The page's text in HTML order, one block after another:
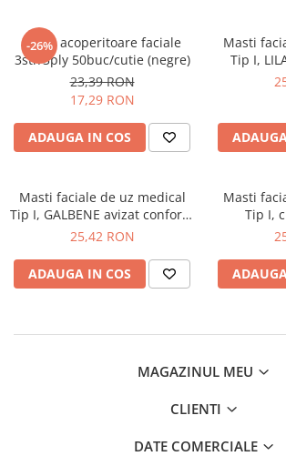
-26%
Masti acoperitoare faciale
3str/3ply 50buc/cutie (negre)
23,39 RON
17,29 RON
ADAUGA IN COS
Masti
Tip I,
Masti faciale de uz medical
Tip I, GALBENE avizat conform
DIRECTIVEI 93/42CEE
25,42 RON
ADAUGA IN COS
Masti
Tip I,
MAGAZINUL MEU
CLIENTI
DATE COMERCIALE